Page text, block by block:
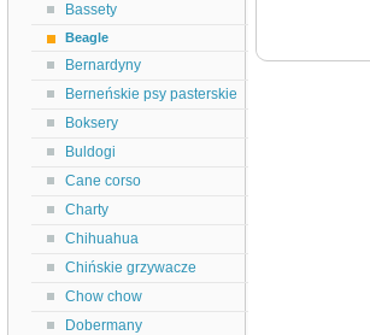
Bassety
Beagle
Bernardyny
Berneńskie psy pasterskie
Boksery
Buldogi
Cane corso
Charty
Chihuahua
Chińskie grzywacze
Chow chow
Dobermany